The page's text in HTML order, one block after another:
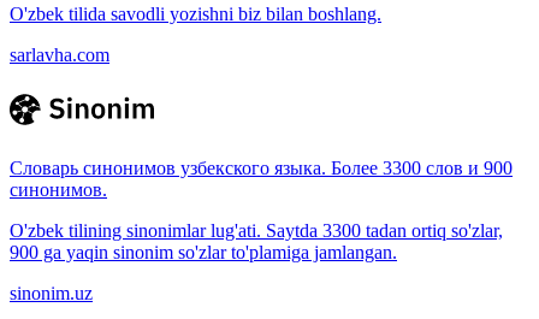
O'zbek tilida savodli yozishni biz bilan boshlang.
sarlavha.com
Словарь синонимов узбекского языка. Более 3300 слов и 900
синонимов.
O'zbek tilining sinonimlar lug'ati. Saytda 3300 tadan ortiq so'zlar,
900 ga yaqin sinonim so'zlar to'plamiga jamlangan.
sinonim.uz